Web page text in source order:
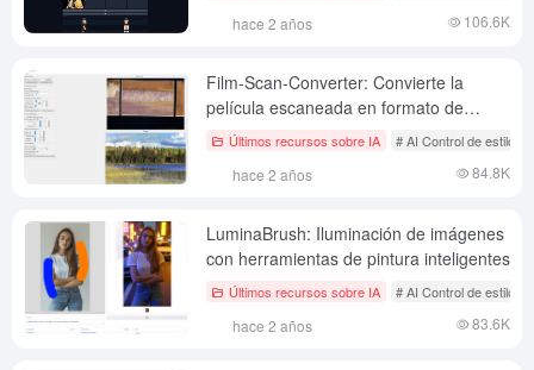
hace 2 años 106.6K
Film-Scan-Converter: Convierte la
película escaneada en formato de
imagen RAW a imagen acabada.
Últimos recursos sobre IA # AI Control de estilo
hace 2 años 84.8K
LuminaBrush: Iluminación de imágenes
con herramientas de pintura inteligentes
Últimos recursos sobre IA # AI Control de estilo
hace 2 años 83.6K